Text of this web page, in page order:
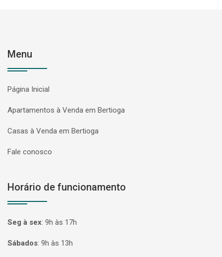
Menu
Página Inicial
Apartamentos à Venda em Bertioga
Casas à Venda em Bertioga
Fale conosco
Horário de funcionamento
Seg à sex: 9h às 17h
Sábados: 9h às 13h